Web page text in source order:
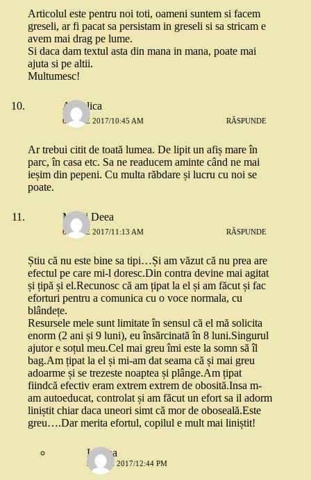
Articolul este pentru noi toti, oameni suntem si facem
greseli, ar fi pacat sa persistam in greseli si sa stricam e
avem mai drag pe lume.
Si daca dam textul asta din mana in mana, poate mai
ajuta si pe altii.
Multumesc!
Angelica
6 IUNIE 2017/10:45 AM RĂSPUNDE
Ar trebui citit de toată lumea. De lipit un afiș mare în
parc, în casa etc. Sa ne readucem aminte când ne mai
ieșim din pepeni. Cu multa răbdare și lucru cu noi se
poate.
Mami Deea
6 IUNIE 2017/11:13 AM RĂSPUNDE
Știu că nu este bine sa tipi…Și am văzut că nu prea are
efectul pe care mi-l doresc.Din contra devine mai agitat
și țipă și el.Recunosc că am țipat la el și am făcut și fac
eforturi pentru a comunica cu o voce normala, cu
blândețe.
Resursele mele sunt limitate în sensul că el mă solicita
enorm (2 ani și 9 luni), eu însărcinată în 8 luni.Singurul
ajutor e soțul meu.Cel mai greu îmi este la somn să îl
bag.Am țipat la el și mi-am dat seama că și mai greu
adoarme și se trezeste noaptea și plânge.Am țipat
fiindcă efectiv eram extrem extrem de obosită.Insa m-
am autoeducat, controlat și am făcut un efort sa il adorm
liniștit chiar daca uneori simt că mor de oboseală.Este
greu….Dar merita efortul, copilul e mult mai liniștit!
Liliana
9 IUNIE 2017/12:44 PM